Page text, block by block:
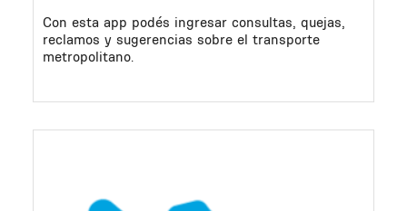
Con esta app podés ingresar consultas, quejas,
reclamos y sugerencias sobre el transporte
metropolitano.